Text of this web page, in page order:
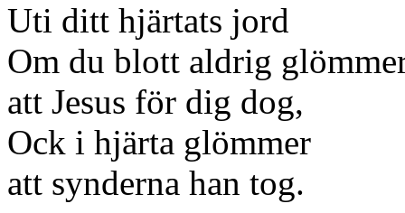
Uti ditt hjärtats jord
Om du blott aldrig
att Jesus för dig dog,
Ock i hjärta glömmer
att synderna han tog.